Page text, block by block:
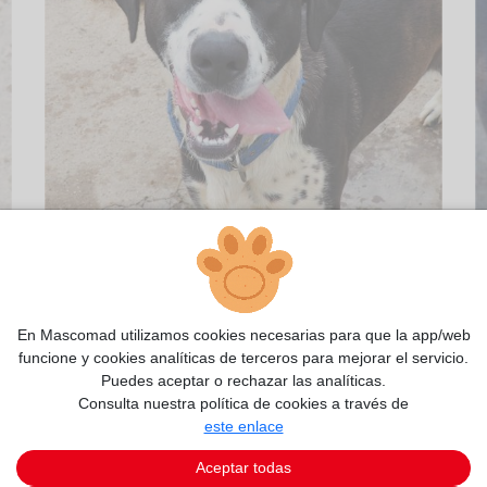
En Mascomad utilizamos cookies necesarias para que la app/web
funcione y cookies analíticas de terceros para mejorar el servicio.
Puedes aceptar o rechazar las analíticas.
Consulta nuestra política de cookies a través de
este enlace
Aceptar todas